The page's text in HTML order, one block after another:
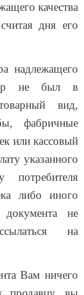
качества
дня его
надлежащего
не был в
вид,
фабричные
или кассовый
указанного
потребителя
либо иного
документа не
на
Вам ничего